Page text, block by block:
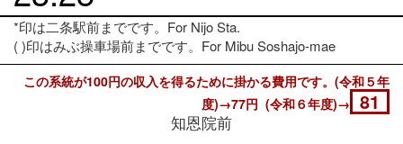
*印は二条駅前までです。For Nijo Sta.
( )印はみぶ操車場前までです。For Mibu Soshajo-mae
この系統が100円の収入を得るために掛かる費用です。(令和５年
度)→77円 (令和６年度)→ 81
知恩院前